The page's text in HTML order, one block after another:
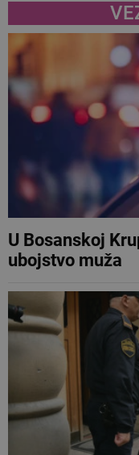
U Bosanskoj
ubojstvo muža